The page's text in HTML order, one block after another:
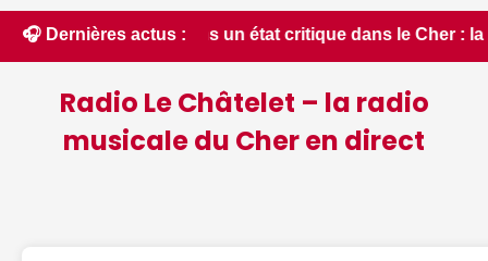
🎧 Dernières actus :
un état critique dans le Cher : la quasi-totalité
Radio Le Châtelet – la radio
musicale du Cher en direct